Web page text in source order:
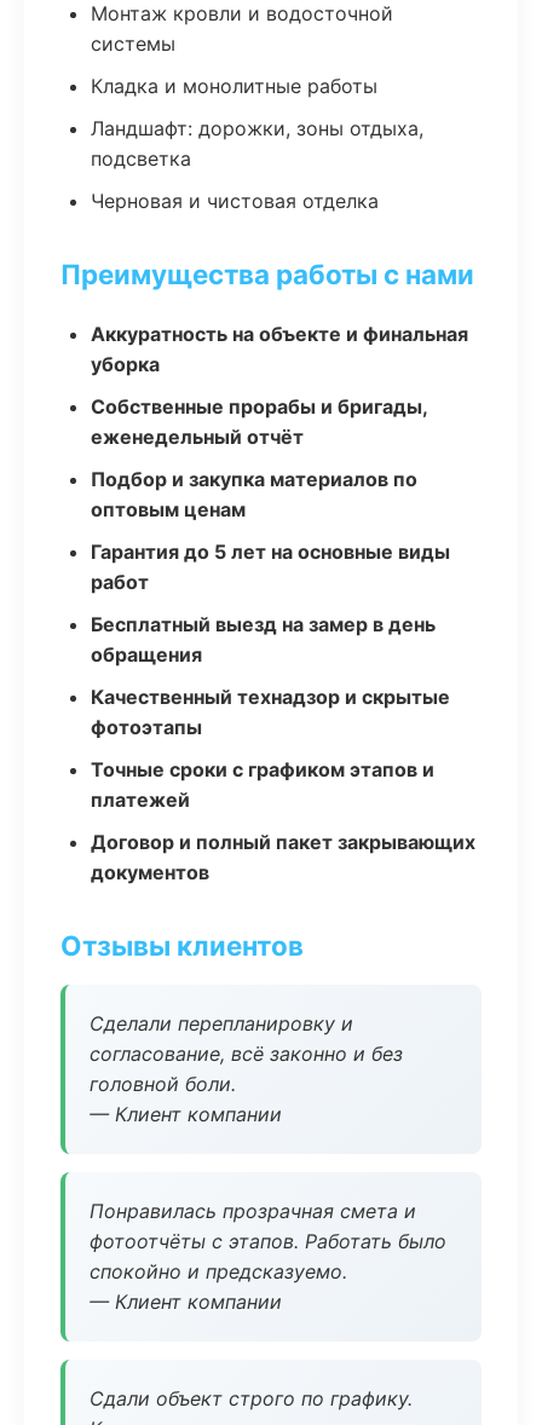
Монтаж кровли и водосточной
системы
Кладка и монолитные работы
Ландшафт: дорожки, зоны отдыха,
подсветка
Черновая и чистовая отделка
Преимущества работы с нами
Аккуратность на объекте и финальная
уборка
Собственные прорабы и бригады,
еженедельный отчёт
Подбор и закупка материалов по
оптовым ценам
Гарантия до 5 лет на основные виды
работ
Бесплатный выезд на замер в день
обращения
Качественный технадзор и скрытые
фотоэтапы
Точные сроки с графиком этапов и
платежей
Договор и полный пакет закрывающих
документов
Отзывы клиентов
Сделали перепланировку и
согласование, всё законно и без
головной боли.
— Клиент компании
Понравилась прозрачная смета и
фотоотчёты с этапов. Работать было
спокойно и предсказуемо.
— Клиент компании
Сдали объект строго по графику.